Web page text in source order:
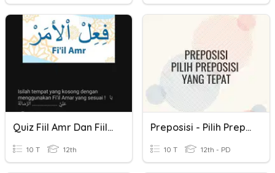
Quiz Fiil Amr Dan Fiil NAhyi
10 T 12th
Preposisi - Pilih Preposisi Yang Tepat
10 T 12th - PD